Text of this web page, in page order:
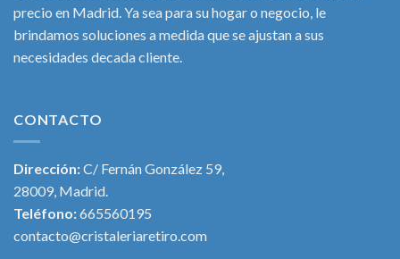
precio en Madrid. Ya sea para su hogar o negocio, le
brindamos soluciones a medida que se ajustan a sus
necesidades decada cliente.
CONTACTO
Dirección:C/ Fernán González 59,
28009, Madrid.
Teléfono:665560195
contacto@cristaleriaretiro.com